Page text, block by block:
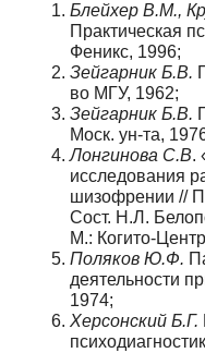
Блейхер В.М.,
Практическая
Феникс, 1996;
Зейгарник Б.В.
во МГУ, 1962;
Зейгарник Б.В.
Моск. ун-та,
Лонгинова С.В.
исследования
шизофрении //
Сост. Н.Л.
М.: Когито-
Поляков Ю.Ф.
деятельности
1974;
Херсонский Б.Г.